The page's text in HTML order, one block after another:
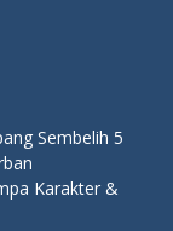
Sembelih 5
Karakter &